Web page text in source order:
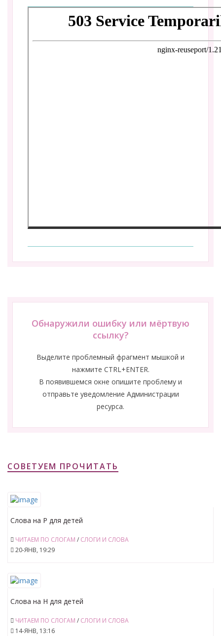
Обнаружили ошибку или мёртвую
ссылку?
Выделите проблемный фрагмент мышкой и
нажмите CTRL+ENTER.
В появившемся окне опишите проблему и
отправьте уведомление Администрации
ресурса.
СОВЕТУЕМ ПРОЧИТАТЬ
Слова на Р для детей
ЧИТАЕМ ПО СЛОГАМ / СЛОГИ И СЛОВА
20-ЯНВ, 19:29
Слова на Н для детей
ЧИТАЕМ ПО СЛОГАМ / СЛОГИ И СЛОВА
14-ЯНВ, 13:16